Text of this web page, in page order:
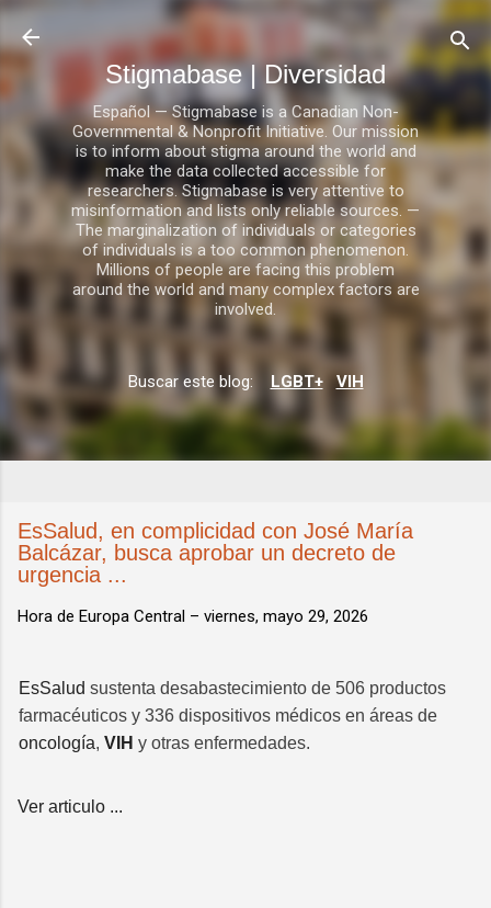
Ir al contenido principal
Stigmabase | Diversidad
Español — Stigmabase is a Canadian Non-
Governmental & Nonprofit Initiative. Our mission
is to inform about stigma around the world and
make the data collected accessible for
researchers. Stigmabase is very attentive to
misinformation and lists only reliable sources. —
The marginalization of individuals or categories
of individuals is a too common phenomenon.
Millions of people are facing this problem
around the world and many complex factors are
involved.
Buscar este blog: LGBT+ VIH
EsSalud, en complicidad con José María
Balcázar, busca aprobar un decreto de
urgencia ...
Hora de Europa Central – viernes, mayo 29, 2026
EsSalud sustenta desabastecimiento de 506 productos
farmacéuticos y 336 dispositivos médicos en áreas de
oncología, VIH y otras enfermedades.
Ver articulo ...